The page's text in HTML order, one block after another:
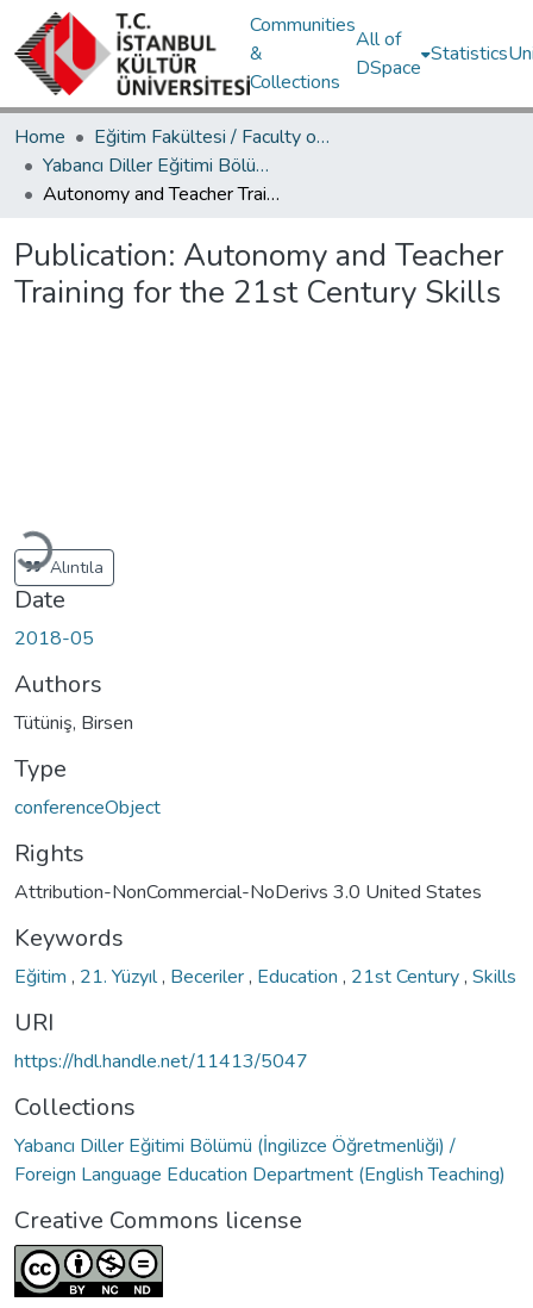
Communities
&
Collections
All of
DSpace
Statistics
Home
Eğitim Fakültesi / Faculty of Education
Yabancı Diller Eğitimi Bölümü (İngilizce Öğretmenliği) / Foreign Language Education Department (English Teaching)
Autonomy and Teacher Training for the 21st Century Skills
Publication: Autonomy and Teacher
Training for the 21st Century Skills
Loading...
Alıntıla
Date
2018-05
Authors
Tütüniş, Birsen
Type
conferenceObject
Rights
Attribution-NonCommercial-NoDerivs 3.0 United States
Keywords
Eğitim , 21. Yüzyıl, Beceriler, Education , 21st Century, Skills
URI
https://hdl.handle.net/11413/5047
Collections
Yabancı Diller Eğitimi Bölümü (İngilizce Öğretmenliği) /
Foreign Language Education Department (English Teaching)
Creative Commons license